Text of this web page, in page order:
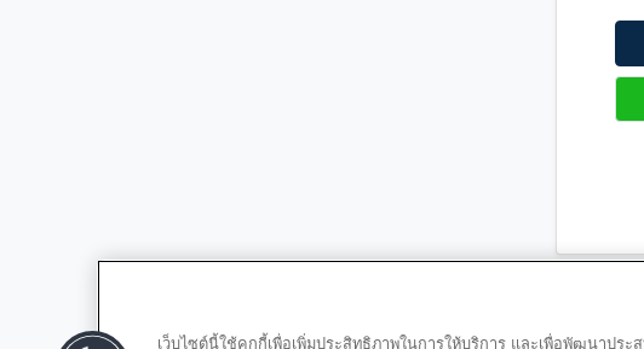
เว็บไซต์นี้ใช้คุกกี้เพื่อเพิ่มประสิทธิภาพในการให้บริการ และเพื่อพัฒนาประ